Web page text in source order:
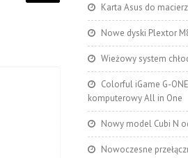
Karta Asus do
Nowe dyski Plextor
Wieżowy system
Colorful iGame G-
komputerowy All in One
Nowy model Cubi N
Nowoczesne